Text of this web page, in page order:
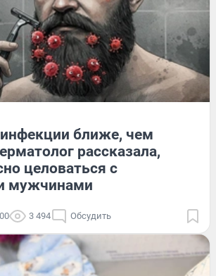
ближе, чем
рассказала,
целоваться с
мужчинами
3 494 Обсудить